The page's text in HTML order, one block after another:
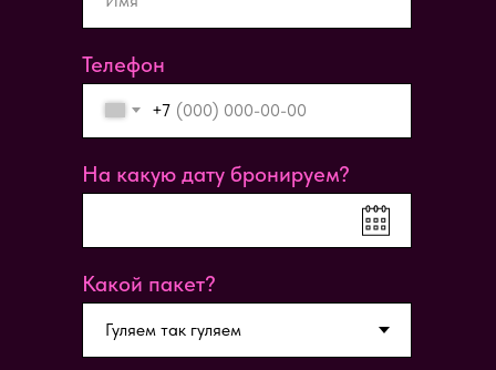
Телефон
+7
На какую дату бронируем?
Какой пакет?